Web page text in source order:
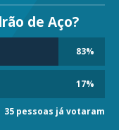
de Aço?
83%
17%
35 pessoas já votaram